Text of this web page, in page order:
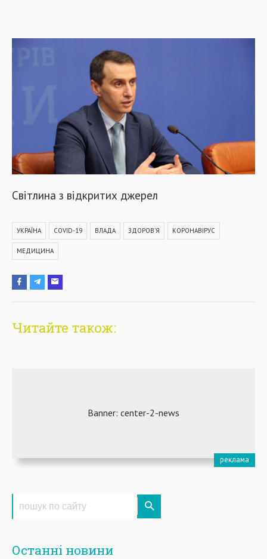
Світлина з відкритих джерел
УКРАЇНА COVID-19 ВЛАДА ЗДОРОВ'Я КОРОНАВІРУС
МЕДИЦИНА
Читайте також:
Останні новини